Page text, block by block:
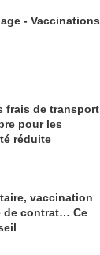
- Vaccinations
frais de transport
pour les
réduite
vaccination
de contrat… Ce